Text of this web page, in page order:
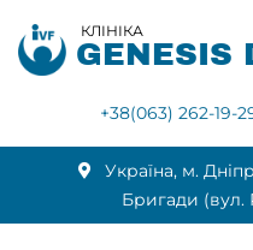
КЛІНІКА
GENESIS
+38(063) 262-19-
Українa, м.
Бригади (вул.